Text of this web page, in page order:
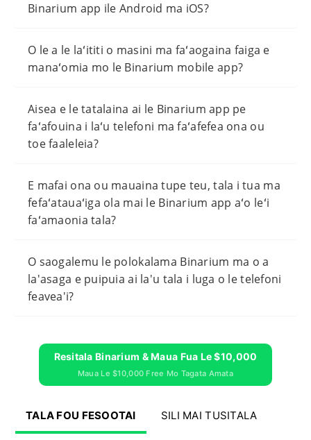
Binarium app ile Android ma iOS?
O le a le laʻititi o masini ma faʻaogaina faiga e
manaʻomia mo le Binarium mobile app?
Aisea e le tatalaina ai le Binarium app pe
faʻafouina i laʻu telefoni ma faʻafefea ona ou
toe faaleleia?
E mafai ona ou mauaina tupe teu, tala i tua ma
fefaʻatauaʻiga ola mai le Binarium app aʻo leʻi
faʻamaonia tala?
O saogalemu le polokalama Binarium ma o a
la'asaga e puipuia ai la'u tala i luga o le telefoni
feavea'i?
Resitala Binarium & Maua Fua Le $10,000
Maua Le $10,000 Free Mo Tagata Amata
TALA FOU FESOOTAI SILI MAI TUSITALA